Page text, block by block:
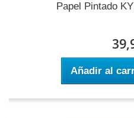
Papel Pintado
Añadir al